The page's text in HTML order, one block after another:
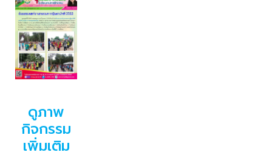
ดูภาพ
กิจกรรม
เพิ่มเติม